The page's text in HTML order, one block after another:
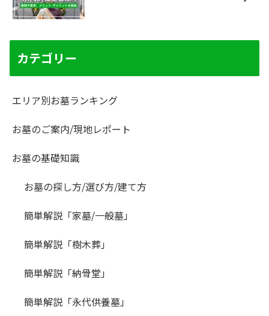
カテゴリー
エリア別お墓ランキング
お墓のご案内/現地レポート
お墓の基礎知識
お墓の探し方/選び方/建て方
簡単解説「家墓/一般墓」
簡単解説「樹木葬」
簡単解説「納骨堂」
簡単解説「永代供養墓」